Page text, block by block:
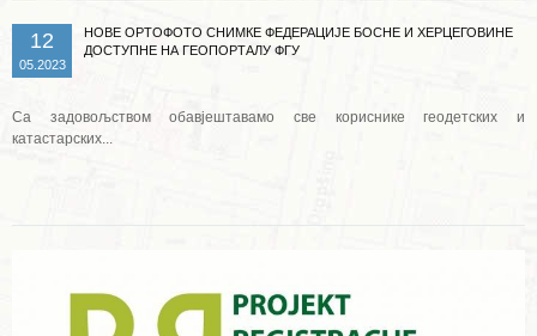
12
05.2023
НОВЕ ОРТОФОТО СНИМКЕ ФЕДЕРАЦИЈЕ БОСНЕ И ХЕРЦЕГОВИНЕ
ДОСТУПНЕ НА ГЕОПОРТАЛУ ФГУ
Са задовољством обавјештавамо све кориснике геодетских и
катастарских...